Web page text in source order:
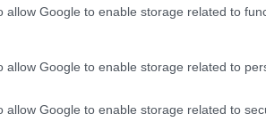
allow Google to enable storage related to
allow Google to enable storage related to
allow Google to enable storage related to